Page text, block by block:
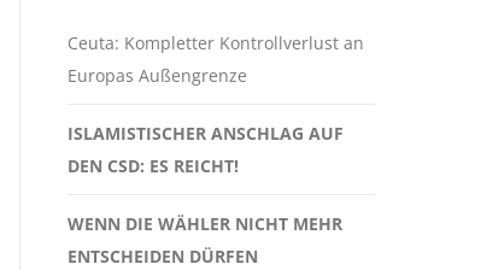
Ceuta: Kompletter Kontrollverlust an
Europas Außengrenze
ISLAMISTISCHER ANSCHLAG AUF
DEN CSD: ES REICHT!
WENN DIE WÄHLER NICHT MEHR
ENTSCHEIDEN DÜRFEN